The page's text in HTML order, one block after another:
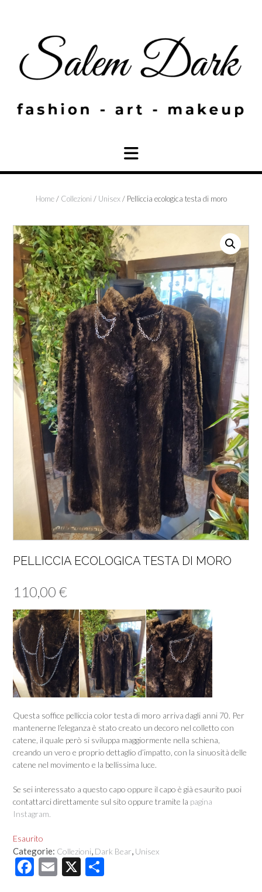
Home/ Collezioni / Unisex/ Pelliccia ecologica testa di moro
PELLICCIA ECOLOGICA TESTA DI MORO
110,00 €
Questa soffice pelliccia color testa di moro arriva dagli anni 70. Per
mantenerne l’eleganza è stato creato un decoro nel colletto con
catene, il quale però si sviluppa maggiormente nella schiena,
creando un vero e proprio dettaglio d’impatto, con la sinuosità delle
catene nel movimento e la bellissima luce.
Se sei interessato a questo capo oppure il capo è già esaurito puoi
contattarci direttamente sul sito oppure tramite la pagina
Instagram.
Esaurito
Categorie: Collezioni, Dark Bear, Unisex
F
E
X